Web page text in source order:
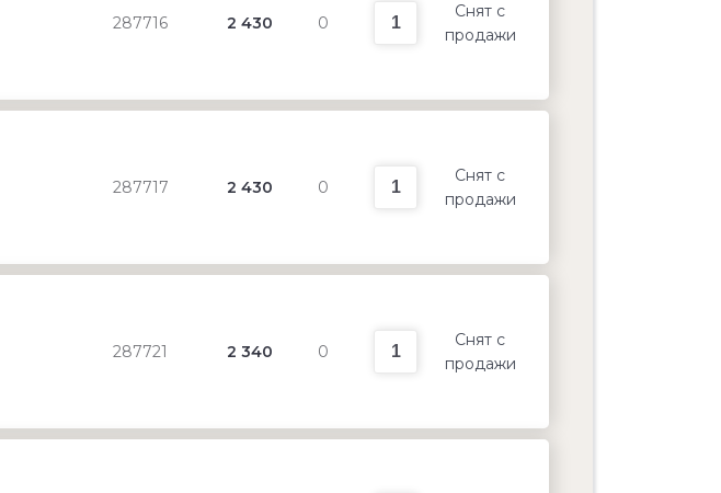
287716 2 430 0
Снят с
продажи
287717 2 430 0
Снят с
продажи
287721 2 340 0
Снят с
продажи